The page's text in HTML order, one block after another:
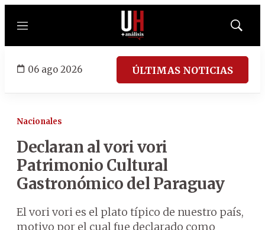
Menú
Mostrar
06 ago 2026 ÚLTIMAS NOTICIAS
Nacionales
Declaran al vori vori
Patrimonio Cultural
Gastronómico del Paraguay
El vori vori es el plato típico de nuestro país,
motivo por el cual fue declarado como